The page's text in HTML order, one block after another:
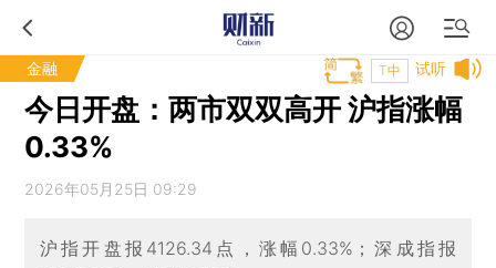
金融 试听
T中
今日开盘：两市双双高开 沪指涨幅
0.33%
2026年05月25日 09:29
沪指开盘报4126.34点，涨幅0.33%；深成指报